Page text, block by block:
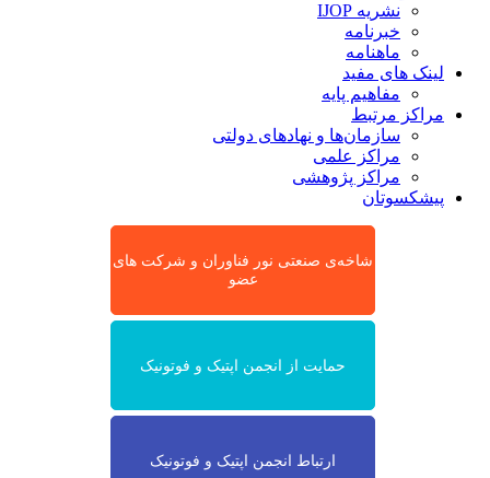
نشریه IJOP
خبرنامه
ماهنامه
لینک های مفید
مفاهیم پایه
مراکز مرتبط
سازمان‌ها و نهادهای دولتی
مراکز علمی
مراکز پژوهشی
پیشکسوتان
شاخه‌ی صنعتی نور فناوران و شرکت های
عضو
حمایت از انجمن اپتیک و فوتونیک
ارتباط انجمن اپتیک و فوتونیک